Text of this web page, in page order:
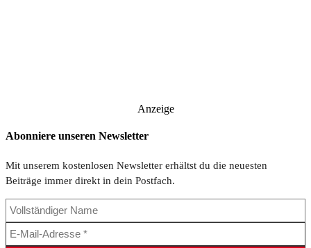
Anzeige
Abonniere unseren Newsletter
Mit unserem kostenlosen Newsletter erhältst du die neuesten
Beiträge immer direkt in dein Postfach.